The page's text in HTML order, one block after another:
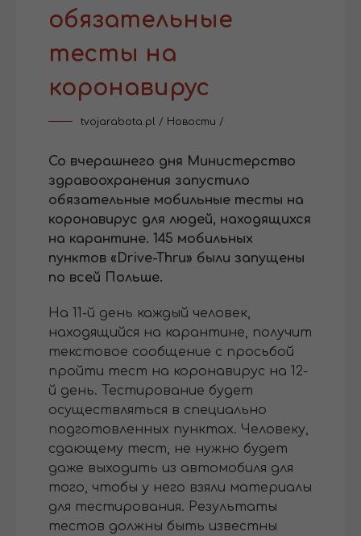
обязательные
тесты на
коронавирус
tvojarabota.pl / Новости /
Со вчерашнего дня Министерство
здравоохранения запустило
обязательные мобильные тесты на
коронавирус для людей, находящихся
на карантине. 145 мобильных
пунктов «Drive-Thru» были запущены
по всей Польше.
На 11-й день каждый человек,
находящийся на карантине, получит
текстовое сообщение с просьбой
пройти тест на коронавирус на 12-
й день. Тестирование будет
осуществляться в специально
подготовленных пунктах. Человеку,
сдающему тест, не нужно будет
даже выходить из автомобиля для
того, чтобы у него взяли материалы
для тестирования. Результаты
тестов должны быть известны